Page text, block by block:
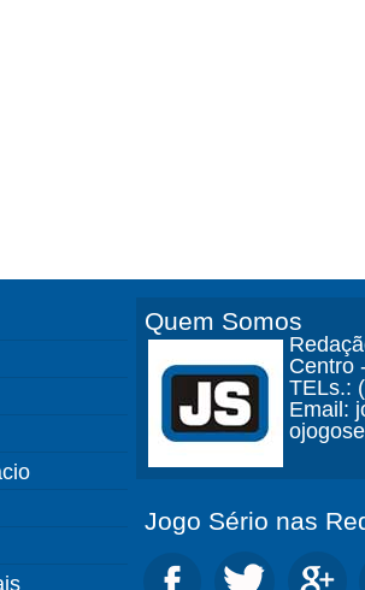
Quem Somos
Centro
TELs.:
Email:
Jogo Sério nas